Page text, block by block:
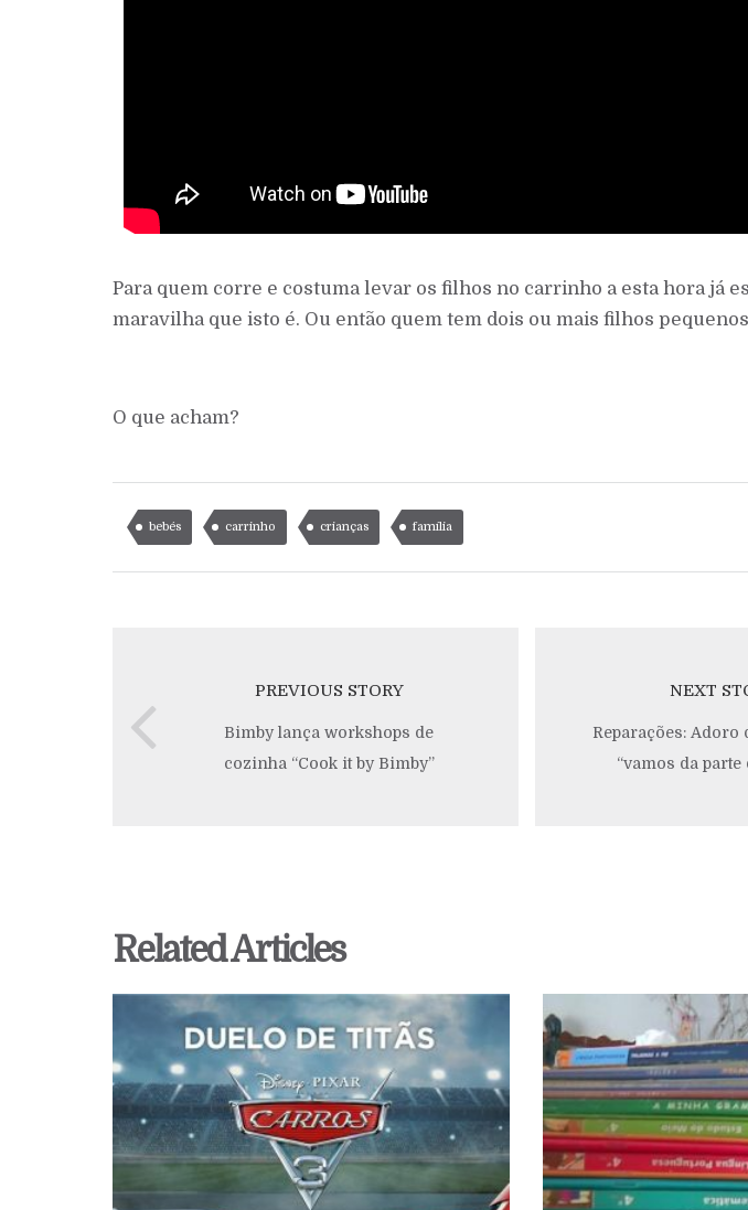
Para quem corre e costuma levar os filhos no carrinho a esta hora já
maravilha que isto é. Ou então quem tem dois ou mais filhos
O que acham?
bebés carrinho crianças família
PREVIOUS STORY
Bimby lança workshops de
cozinha “Cook it by Bimby”
NEXT
Reparações: Adoro
“vamos da parte
Related Articles